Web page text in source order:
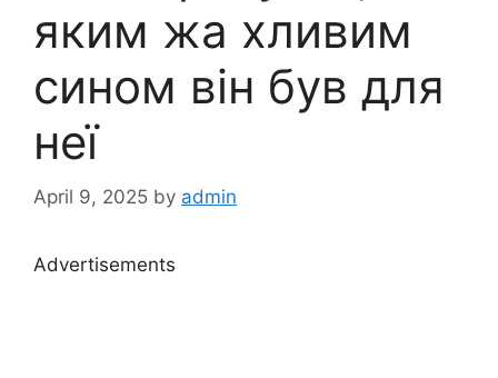
яким жа хливим
сином він був для
неї
April 9, 2025 by admin
Advertisements